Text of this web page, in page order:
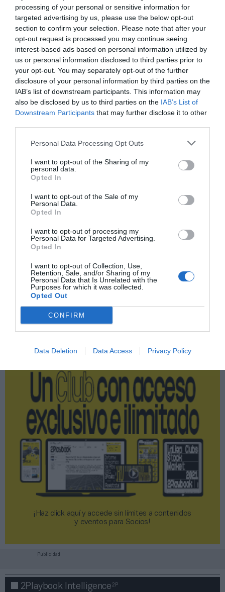
processing of your personal or sensitive information for
targeted advertising by us, please use the below opt-out
section to confirm your selection. Please note that after your
opt-out request is processed you may continue seeing
interest-based ads based on personal information utilized by
us or personal information disclosed to third parties prior to
your opt-out. You may separately opt-out of the further
disclosure of your personal information by third parties on the
IAB’s list of downstream participants. This information may
also be disclosed by us to third parties on the IAB’s List of
Downstream Participants that may further disclose it to other
Personal Data Processing Opt Outs
I want to opt-out of the Sharing of my
personal data.
Opted In
I want to opt-out of the Sale of my
Personal Data.
Opted In
I want to opt-out of processing my
Personal Data for Targeted Advertising.
Opted In
I want to opt-out of Collection, Use,
Retention, Sale, and/or Sharing of my
Personal Data that Is Unrelated with the
Purposes for which it was collected.
Opted Out
CONFIRM
Data Deletion Data Access Privacy Policy
Índex2P
Everton FC
Operaciones corporativas
Nombramiento
tipología de activos, marcas, categorías de producto y
valor económico aproximado de cada acuerdo. Si
quieres más información, contacta con nosotros a
través deintelligence@2playbook.com.
Añadir2Playbookcomo fuente preferida de Google
de forma gratuita
Mantente informado con las últimas noticias de actualidad.
ACTIVAR AHORA
Compartir
Publicidad
2Playbook Club 2P
¡Haz click aquí y accede sin límites a contenidos
y eventos para Socios!​​​​​​​
Publicidad
2Playbook Intelligence2P